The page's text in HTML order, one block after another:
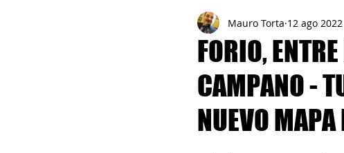
VENEZUELA BOLIVIA CILE
EL SALVADOR GUATEMALA
PARAGUAY PERU'
FORIO,
CAMPANO -
NUEVO MAPA
Mauro Torta 12 ago 2022